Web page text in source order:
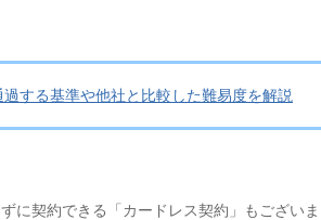
する基準や他社と比較した難易度を解説
に契約できる「カードレス契約」もございま